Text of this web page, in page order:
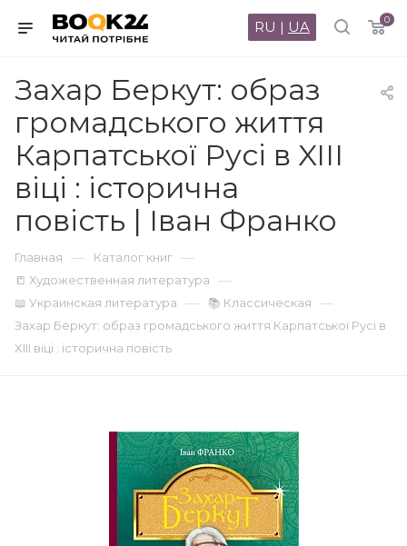
0
RU | UA
Захар Беркут: образ
громадського життя
Карпатської Русі в XIII
віці : історична
повість | Іван Франко
Главная — Каталог книг —
📒 Художественная литература —
📖 Украинская литература — 📚 Классическая —
Захар Беркут: образ громадського життя Карпатської Русі в
XIII віці : історична повість